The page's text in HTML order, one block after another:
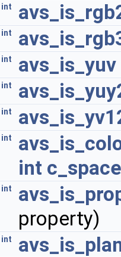
int
int
int avs_is_yuv
int
int
int
int c_space
int
property)
int